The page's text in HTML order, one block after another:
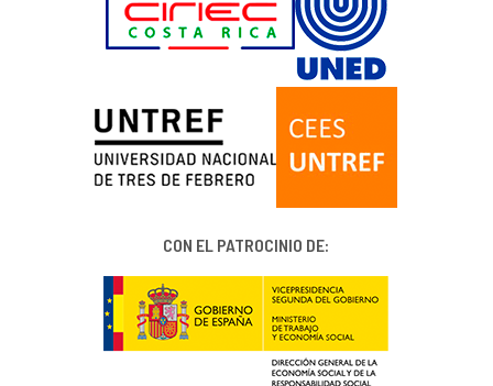
CON EL PATROCINIO DE: